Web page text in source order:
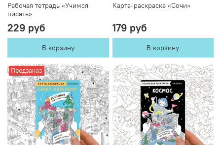
Рабочая тетрадь «Учимся
писать»
229 руб
В корзину
Карта-раскраска «Сочи»
179 руб
В корзину
Предзаказ